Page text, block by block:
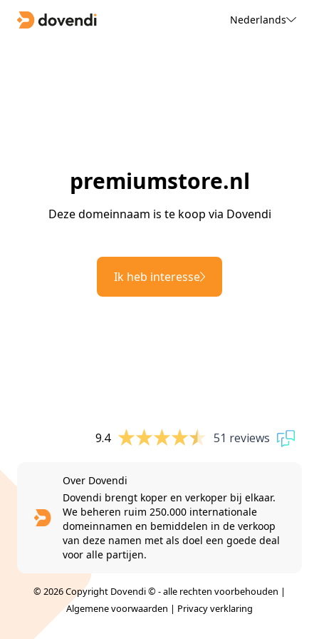
Nederlands
premiumstore.nl
Deze domeinnaam is te koop via Dovendi
Ik heb interesse
9.4 51 reviews
Over Dovendi
Dovendi brengt koper en verkoper bij elkaar.
We beheren ruim 250.000 internationale
domeinnamen en bemiddelen in de verkoop
van deze namen met als doel een goede deal
voor alle partijen.
© 2026 Copyright Dovendi © - alle rechten voorbehouden |
Algemene voorwaarden | Privacy verklaring